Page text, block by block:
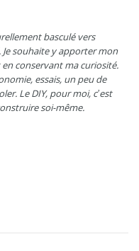
basculé vers
souhaite y apporter mon
conservant ma curiosité.
essais, un peu de
Le DIY, pour moi, c’est
soi-même.